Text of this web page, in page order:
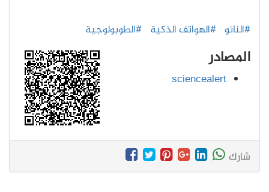
#النانو #الهواتف الذكية #الطوبولوجية
المصادر
sciencealert
شارك